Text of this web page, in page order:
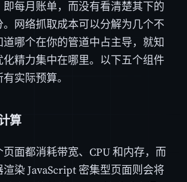
每月账单，而没有看清楚其下的
网络抓取成本可以分解为几个不
哪个在你的管道中占主导，就知
化精力集中在哪里。以下五个组件
实际预算。
算
面都消耗带宽、CPU 和内存，而
染 JavaScript 密集型页面则会将